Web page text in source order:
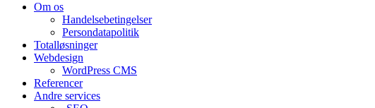
Om os
Handelsebetingelser
Persondatapolitik
Totalløsninger
Webdesign
WordPress CMS
Referencer
Andre services